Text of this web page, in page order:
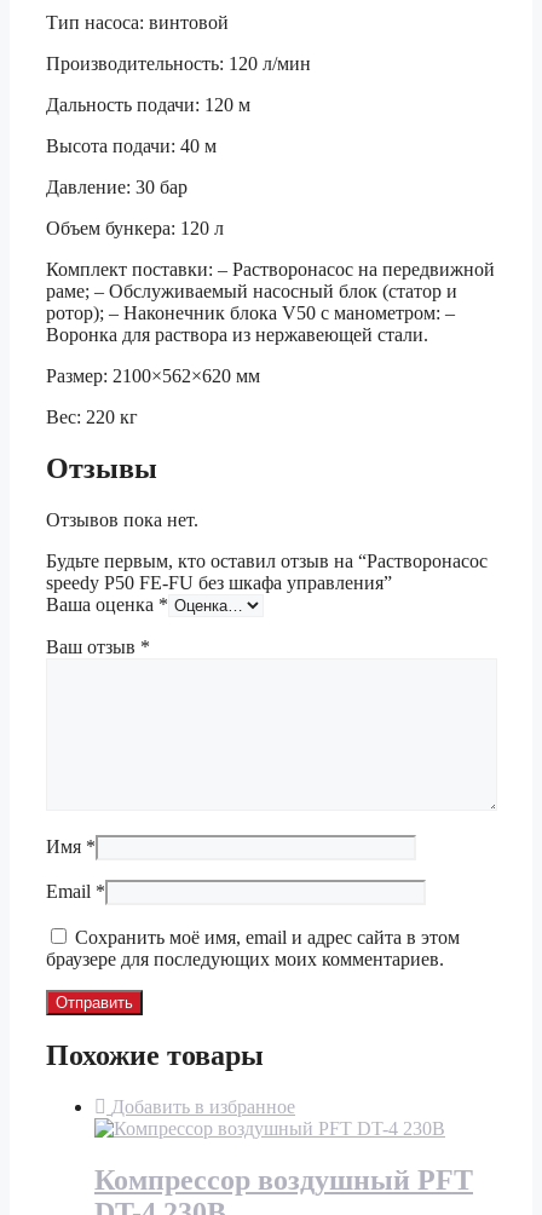
Тип насоса: винтовой
Производительность: 120 л/мин
Дальность подачи: 120 м
Высота подачи: 40 м
Давление: 30 бар
Объем бункера: 120 л
Комплект поставки: – Растворонасос на передвижной
раме; – Обслуживаемый насосный блок (статор и
ротор); – Наконечник блока V50 с манометром: –
Воронка для раствора из нержавеющей стали.
Размер: 2100×562×620 мм
Вес: 220 кг
Отзывы
Отзывов пока нет.
Будьте первым, кто оставил отзыв на “Растворонасос
speedy P50 FE-FU без шкафа управления”
Ваша оценка *
Ваш отзыв *
Имя *
Email *
Сохранить моё имя, email и адрес сайта в этом
браузере для последующих моих комментариев.
Похожие товары
Добавить в избранное
Компрессор воздушный PFT